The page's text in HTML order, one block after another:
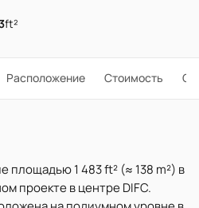
ft²
Расположение Стоимость О
1 483 ft² (≈ 138 m²) в
проекте в центре DIFC.